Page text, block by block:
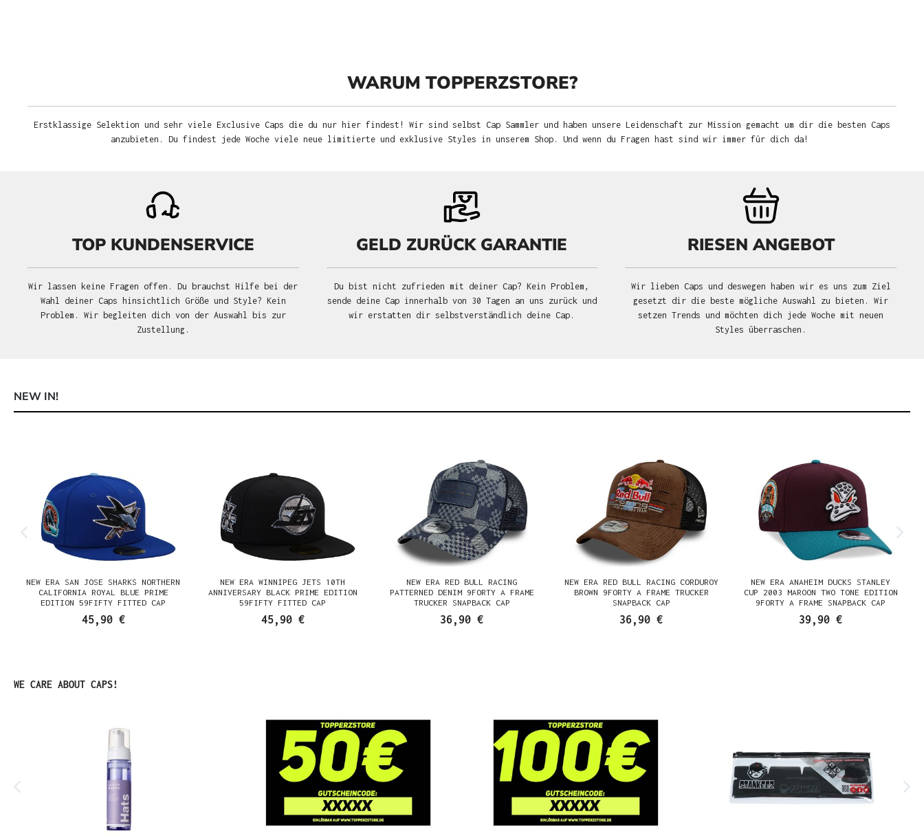
WARUM TOPPERZSTORE?
Erstklassige Selektion und sehr viele Exclusive Caps die du nur hier findest! Wir sind selbst Cap Sammler und haben unsere Leidenschaft zur Mission gemacht um dir die besten Caps
anzubieten. Du findest jede Woche viele neue limitierte und exklusive Styles in unserem Shop. Und wenn du Fragen hast sind wir immer für dich da!
TOP KUNDENSERVICE
Wir lassen keine Fragen offen. Du brauchst Hilfe bei der
Wahl deiner Caps hinsichtlich Größe und Style? Kein
Problem. Wir begleiten dich von der Auswahl bis zur
Zustellung.
GELD ZURÜCK GARANTIE
Du bist nicht zufrieden mit deiner Cap? Kein Problem,
sende deine Cap innerhalb von 30 Tagen an uns zurück und
wir erstatten dir selbstverständlich deine Cap.
RIESEN ANGEBOT
Wir lieben Caps und deswegen haben wir es uns zum Ziel
gesetzt dir die beste mögliche Auswahl zu bieten. Wir
setzen Trends und möchten dich jede Woche mit neuen
Styles überraschen.
NEW IN!
NEW ERA SAN JOSE SHARKS NORTHERN
CALIFORNIA ROYAL BLUE PRIME
EDITION 59FIFTY FITTED CAP
45,90 €
NEW ERA WINNIPEG JETS 10TH
ANNIVERSARY BLACK PRIME EDITION
59FIFTY FITTED CAP
45,90 €
NEW ERA RED BULL RACING
PATTERNED DENIM 9FORTY A FRAME
TRUCKER SNAPBACK CAP
36,90 €
NEW ERA RED BULL RACING CORDUROY
BROWN 9FORTY A FRAME TRUCKER
SNAPBACK CAP
36,90 €
NEW ERA ANAHEIM DUCKS STANLEY
CUP 2003 MAROON TWO TONE EDITION
9FORTY A FRAME SNAPBACK CAP
39,90 €
Produktgalerie überspringen
WE CARE ABOUT CAPS!